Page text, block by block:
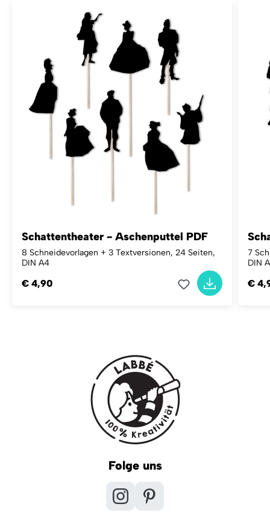
Schattentheater - Aschenputtel PDF
8 Schneidevorlagen + 3 Textversionen, 24 Seiten,
DIN A4
€ 4,90
7
DIN
€
Folge uns